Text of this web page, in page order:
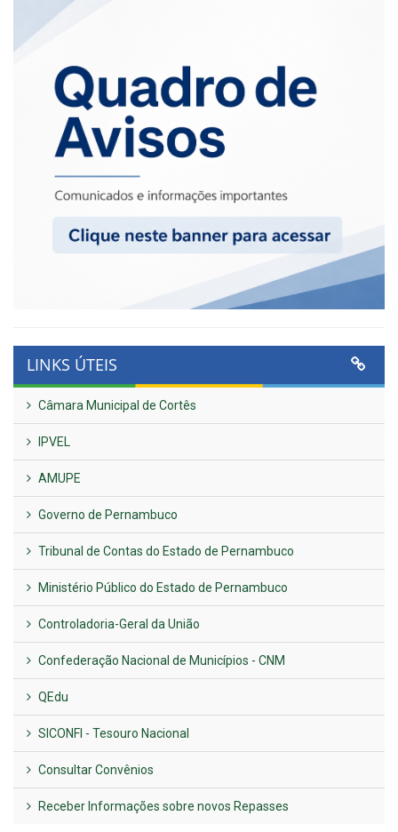
LINKS ÚTEIS
Câmara Municipal de Cortês
IPVEL
AMUPE
Governo de Pernambuco
Tribunal de Contas do Estado de Pernambuco
Ministério Público do Estado de Pernambuco
Controladoria-Geral da União
Confederação Nacional de Municípios - CNM
QEdu
SICONFI - Tesouro Nacional
Consultar Convênios
Receber Informações sobre novos Repasses